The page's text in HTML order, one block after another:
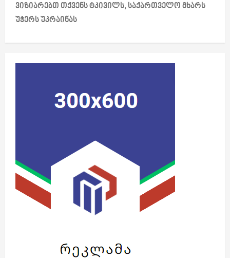
v
n
ვიზიარებთ თქვენს ტკივილს, საქართველო მხარს
უჭერს უკრაინას